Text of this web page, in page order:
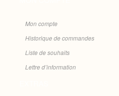
Mon compte
Historique de commandes
Liste de souhaits
Lettre d’information